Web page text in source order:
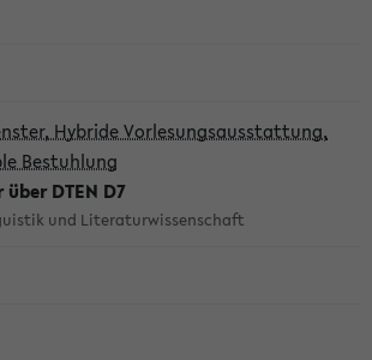
Hybride Vorlesungsausstattung,
Bestuhlung
DTEN D7
und Literaturwissenschaft